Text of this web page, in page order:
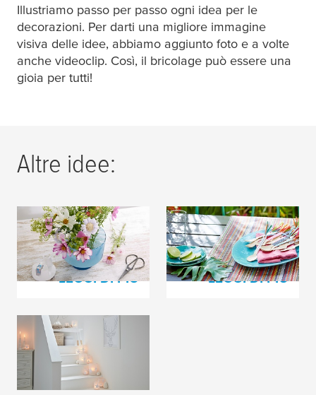
Illustriamo passo per passo ogni idea per le
decorazioni. Per darti una migliore immagine
visiva delle idee, abbiamo aggiunto foto e a volte
anche videoclip. Così, il bricolage può essere una
gioia per tutti!
Altre idee:
Festa della Mamma
LEGGI DI PIÙ
Decorazioni per le
feste
LEGGI DI PIÙ
Decorazioni invernali
LEGGI DI PIÙ